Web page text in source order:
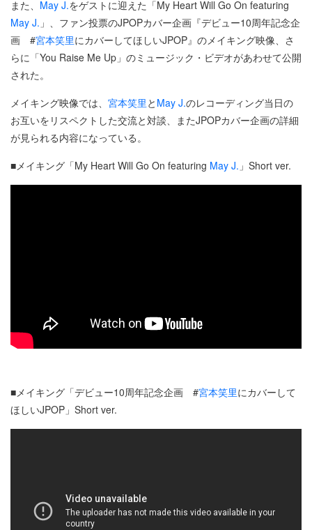
また、 May J.をゲストに迎えた「My Heart Will Go On featuring
May J. 」、ファン投票のJPOPカバー企画『デビュー10周年記念企
画 #宮本笑里にカバーしてほしいJPOP』のメイキング映像、さ
らに「You Raise Me Up」のミュージック・ビデオがあわせて公開
された。
メイキング映像では、 宮本笑里 と May J.のレコーディング当日の
お互いをリスペクトした交流と対談、またJPOPカバー企画の詳細
が見られる内容になっている。
■メイキング「My Heart Will Go On featuring May J. 」Short ver.
■メイキング「デビュー10周年記念企画 #宮本笑里にカバーして
ほしいJPOP」Short ver.